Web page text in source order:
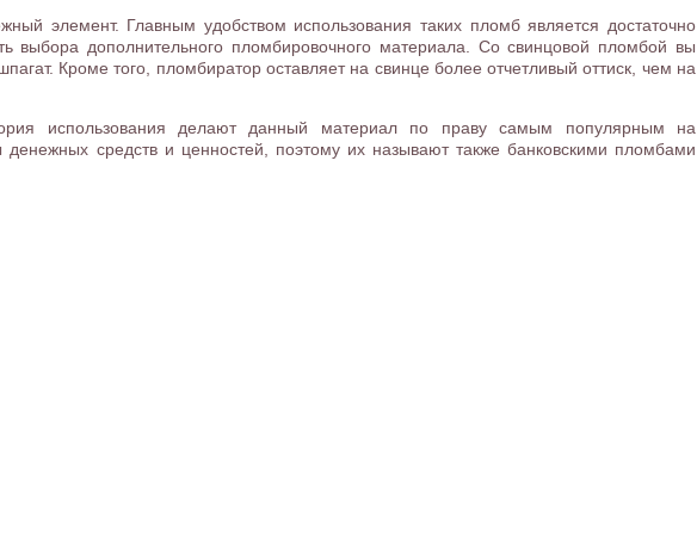
элемент. Главным удобством использования таких пломб является достаточно
дополнительного пломбировочного материала. Со свинцовой пломбой вы
Кроме того, пломбиратор оставляет на свинце более отчетливый оттиск, чем на
использования делают данный материал по праву самым популярным на
средств и ценностей, поэтому их называют также банковскими пломбами